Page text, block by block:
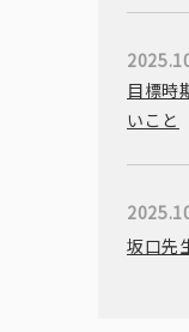
目標時
いこと
坂口先